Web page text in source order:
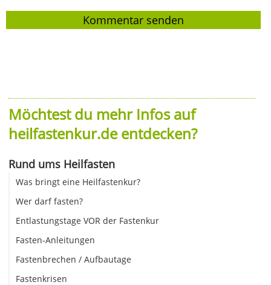
Möchtest du mehr Infos auf
heilfastenkur.de entdecken?
Rund ums Heilfasten
Was bringt eine Heilfastenkur?
Wer darf fasten?
Entlastungstage VOR der Fastenkur
Fasten-Anleitungen
Fastenbrechen / Aufbautage
Fastenkrisen